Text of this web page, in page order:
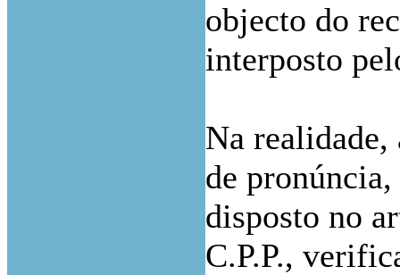
objecto do
interposto
Na realidade,
de
disposto no
C.P.P.,